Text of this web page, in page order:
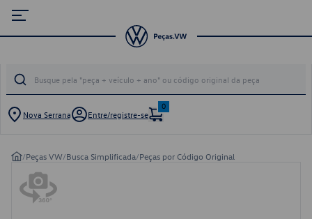
Nova Serrana Entre/registre-se
0
/Peças VW/Busca Simplificada/Peças por Código Original